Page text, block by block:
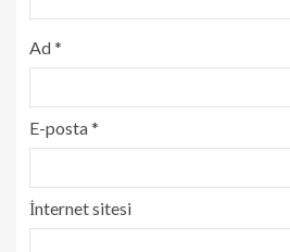
Ad*
E-posta*
İnternet sitesi